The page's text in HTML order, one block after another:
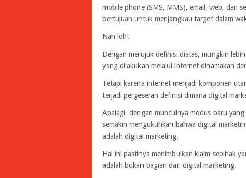
mobile phone (SMS, MMS), email, web, dan
bertujuan untuk menjangkau target dalam
Nah loh!
Dengan merujuk definisi diatas, mungkin
yang dilakukan melalui internet dinamakan
Tetapi karena internet menjadi komponen
terjadi pergeseran definisi dimana digital
Apalagi dengan munculnya modus baru
semakin mengukuhkan bahwa digital
adalah digital marketing.
Hal ini pastinya menimbulkan klaim sepihak
adalah bukan bagian dari digital marketing.